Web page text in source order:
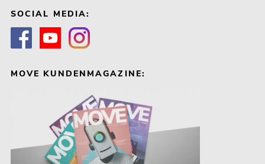
SOCIAL MEDIA:
MOVE KUNDENMAGAZINE: